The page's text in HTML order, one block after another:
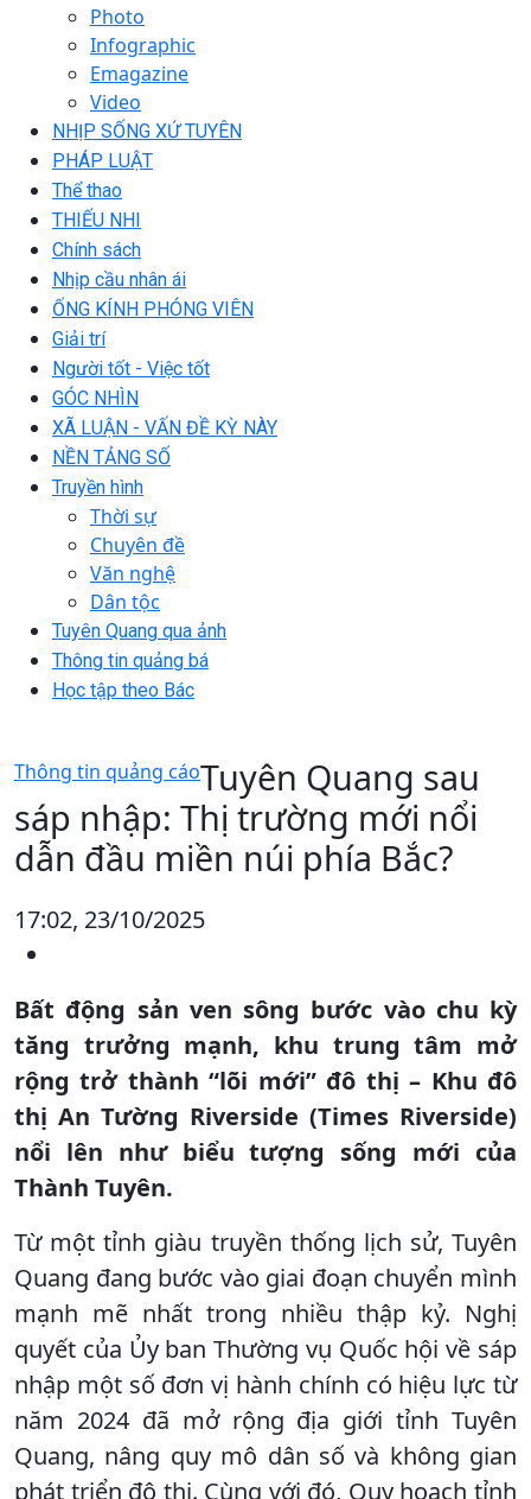
Photo
Infographic
Emagazine
Video
NHỊP SỐNG XỨ TUYÊN
PHÁP LUẬT
Thể thao
THIẾU NHI
Chính sách
Nhịp cầu nhân ái
ỐNG KÍNH PHÓNG VIÊN
Giải trí
Người tốt - Việc tốt
GÓC NHÌN
XÃ LUẬN - VẤN ĐỀ KỲ NÀY
NỀN TẢNG SỐ
Truyền hình
Thời sự
Chuyên đề
Văn nghệ
Dân tộc
Tuyên Quang qua ảnh
Thông tin quảng bá
Học tập theo Bác
Thông tin quảng cáoTuyên Quang sau
sáp nhập: Thị trường mới nổi
dẫn đầu miền núi phía Bắc?
17:02, 23/10/2025
Bất động sản ven sông bước vào chu kỳ
tăng trưởng mạnh, khu trung tâm mở
rộng trở thành “lõi mới” đô thị – Khu đô
thị An Tường Riverside (Times Riverside)
nổi lên như biểu tượng sống mới của
Thành Tuyên.
Từ một tỉnh giàu truyền thống lịch sử, Tuyên
Quang đang bước vào giai đoạn chuyển mình
mạnh mẽ nhất trong nhiều thập kỷ. Nghị
quyết của Ủy ban Thường vụ Quốc hội về sáp
nhập một số đơn vị hành chính có hiệu lực từ
năm 2024 đã mở rộng địa giới tỉnh Tuyên
Quang, nâng quy mô dân số và không gian
phát triển đô thị. Cùng với đó, Quy hoạch tỉnh